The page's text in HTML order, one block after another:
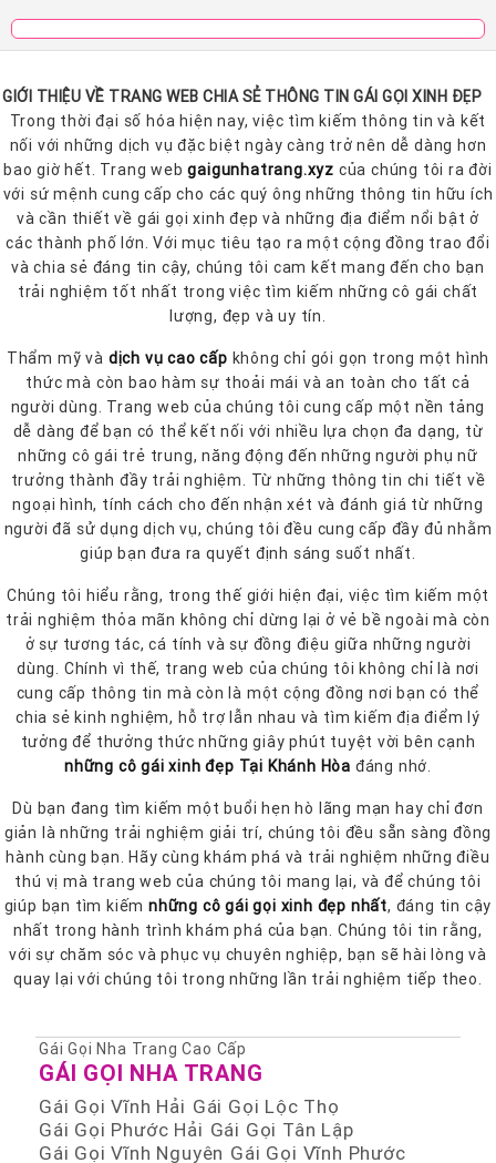
GIỚI THIỆU VỀ TRANG WEB CHIA SẺ THÔNG TIN GÁI GỌI XINH ĐẸP
Trong thời đại số hóa hiện nay, việc tìm kiếm thông tin và kết
nối với những dịch vụ đặc biệt ngày càng trở nên dễ dàng hơn
bao giờ hết. Trang webgaigunhatrang.xyz của chúng tôi ra đời
với sứ mệnh cung cấp cho các quý ông những thông tin hữu ích
và cần thiết về gái gọi xinh đẹp và những địa điểm nổi bật ở
các thành phố lớn. Với mục tiêu tạo ra một cộng đồng trao đổi
và chia sẻ đáng tin cậy, chúng tôi cam kết mang đến cho bạn
trải nghiệm tốt nhất trong việc tìm kiếm những cô gái chất
lượng, đẹp và uy tín.
Thẩm mỹ và dịch vụ cao cấp không chỉ gói gọn trong một hình
thức mà còn bao hàm sự thoải mái và an toàn cho tất cả
người dùng. Trang web của chúng tôi cung cấp một nền tảng
dễ dàng để bạn có thể kết nối với nhiều lựa chọn đa dạng, từ
những cô gái trẻ trung, năng động đến những người phụ nữ
trưởng thành đầy trải nghiệm. Từ những thông tin chi tiết về
ngoại hình, tính cách cho đến nhận xét và đánh giá từ những
người đã sử dụng dịch vụ, chúng tôi đều cung cấp đầy đủ nhằm
giúp bạn đưa ra quyết định sáng suốt nhất.
Chúng tôi hiểu rằng, trong thế giới hiện đại, việc tìm kiếm một
trải nghiệm thỏa mãn không chỉ dừng lại ở vẻ bề ngoài mà còn
ở sự tương tác, cá tính và sự đồng điệu giữa những người
dùng. Chính vì thế, trang web của chúng tôi không chỉ là nơi
cung cấp thông tin mà còn là một cộng đồng nơi bạn có thể
chia sẻ kinh nghiệm, hỗ trợ lẫn nhau và tìm kiếm địa điểm lý
tưởng để thưởng thức những giây phút tuyệt vời bên cạnh
những cô gái xinh đẹp Tại Khánh Hòa đáng nhớ.
Dù bạn đang tìm kiếm một buổi hẹn hò lãng mạn hay chỉ đơn
giản là những trải nghiệm giải trí, chúng tôi đều sẵn sàng đồng
hành cùng bạn. Hãy cùng khám phá và trải nghiệm những điều
thú vị mà trang web của chúng tôi mang lại, và để chúng tôi
giúp bạn tìm kiếmnhững cô gái gọi xinh đẹp nhất, đáng tin cậy
nhất trong hành trình khám phá của bạn. Chúng tôi tin rằng,
với sự chăm sóc và phục vụ chuyên nghiệp, bạn sẽ hài lòng và
quay lại với chúng tôi trong những lần trải nghiệm tiếp theo.
Gái Gọi Nha Trang Cao Cấp
GÁI GỌI NHA TRANG
Gái Gọi Vĩnh Hải Gái Gọi Lộc Thọ
Gái Gọi Phước Hải Gái Gọi Tân Lập
Gái Gọi Vĩnh Nguyên Gái Gọi Vĩnh Phước